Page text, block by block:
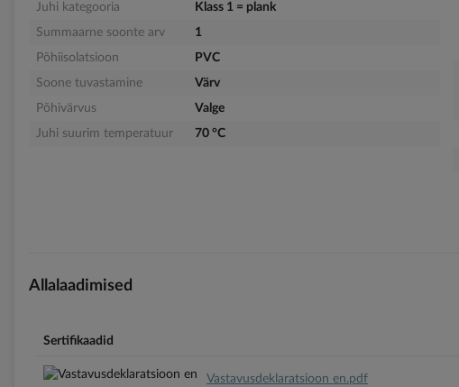
Juhi kategooria
Klass 1 = plank
Summaarne soonte arv
1
Põhiisolatsioon
PVC
Soone tuvastamine
Värv
Põhivärvus
Valge
Juhi suurim temperatuur
70 °C
Allalaadimised
Sertifikaadid
Vastavusdeklaratsioon en.pdf